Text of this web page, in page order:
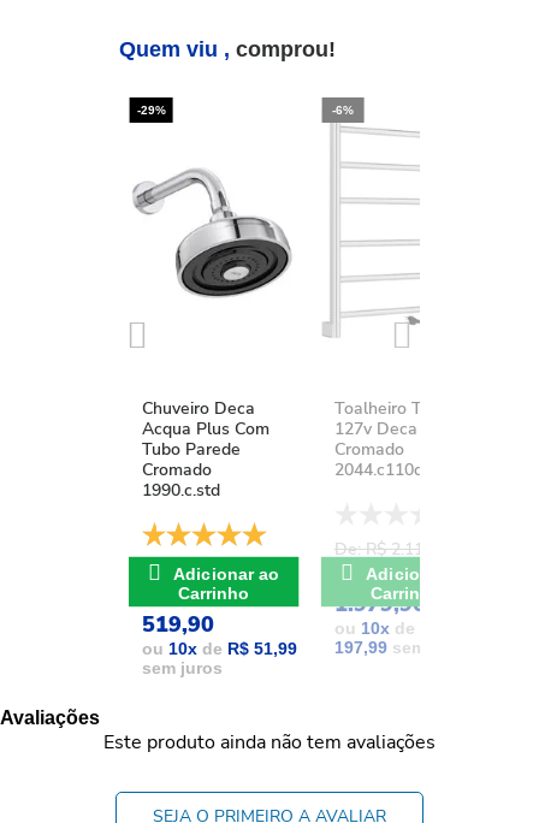
Quem viu , comprou!
-29%
Chuveiro Deca
Acqua Plus Com
Tubo Parede
Cromado
1990.c.std
De: R$ 741,17
POR: R$
519,90
ou 10xde R$ 51,99
sem juros
Adicionar ao
Carrinho
-6%
Toalheiro Térmico
127v Deca You
Cromado
2044.c110d.aqc
De: R$ 2.111,37
POR: R$
1.979,90
ou 10x de
197,99sem juros
Carrinho
Avaliações
Este produto ainda não tem avaliações
SEJA O PRIMEIRO A AVALIAR